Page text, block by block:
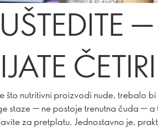
ČETIRI
što nutritivni proizvodi nude, trebalo
staze — ne postoje trenutna čuda — a
za pretplatu. Jednostavno je,